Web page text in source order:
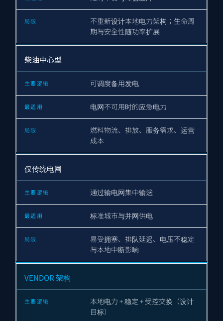
不重新设计本地电力架构；生命周
期与安全性随功率扩展
柴油中心型
可调度备用发电
电网不可用时的应急电力
燃料物流、排放、服务需求、运营
成本
仅传统电网
通过输电网集中输送
标准城市与并网供电
易受拥塞、排队延迟、电压不稳定
与本地中断影响
VENDOR 架构
本地电力 + 稳定 + 受控交换（设计
目标）